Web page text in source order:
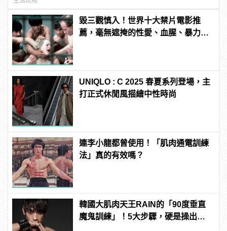
毀三觀慎入！世界十大禁片電影推
薦，毫無遮掩的性愛、血腥、暴力、
UNIQLO : C 2025 春夏系列登場，主
打正式休閒風描繪中性時尚
連李小龍都曾使用！「肌肉通電訓練
法」真的有效嗎？
韓國大肌肉天王RAIN的「90度垂直
魔鬼訓練」！5大步驟，硬是操出你